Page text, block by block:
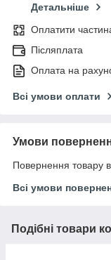
Детальніше
Оплатити
Післяплата
Оплата на
Всі умови оплати
Умови
Повернення товару
Всі умови
Подібні товари